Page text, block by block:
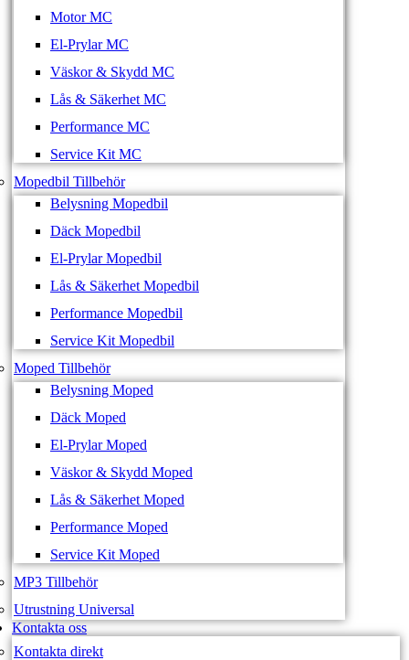
Motor MC
El-Prylar MC
Väskor & Skydd MC
Lås & Säkerhet MC
Performance MC
Service Kit MC
Mopedbil Tillbehör
Belysning Mopedbil
Däck Mopedbil
El-Prylar Mopedbil
Lås & Säkerhet Mopedbil
Performance Mopedbil
Service Kit Mopedbil
Moped Tillbehör
Belysning Moped
Däck Moped
El-Prylar Moped
Väskor & Skydd Moped
Lås & Säkerhet Moped
Performance Moped
Service Kit Moped
MP3 Tillbehör
Utrustning Universal
Kontakta oss
Kontakta direkt